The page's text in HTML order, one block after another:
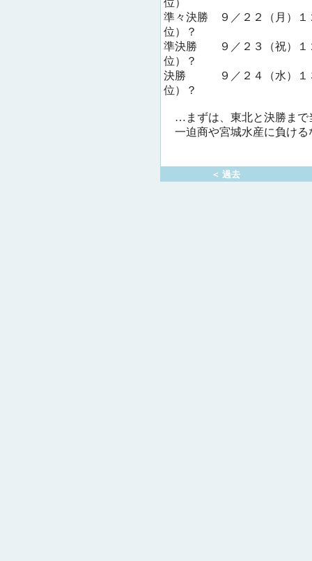
位）
準々決勝 ９／２２（月）
位）？
準決勝 ９／２３（祝）
位）？
決勝 ９／２４（水）
位）？
…まずは、東北と決勝まで
一迫商や宮城水産に負ける
＜ 過去